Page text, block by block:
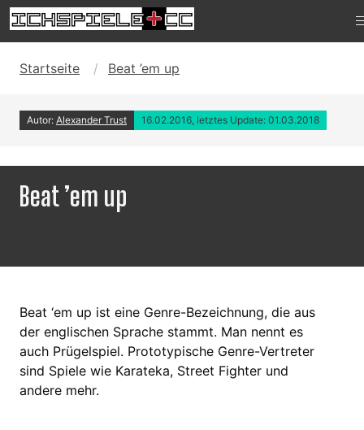
Startseite Beat ’em up
Autor: Alexander Trust 16.02.2016, letztes Update: 01.03.2018
Beat ’em up
Beat ‘em up ist eine Genre-Bezeichnung, die aus
der englischen Sprache stammt. Man nennt es
auch Prügelspiel. Prototypische Genre-Vertreter
sind Spiele wie Karateka, Street Fighter und
andere mehr.